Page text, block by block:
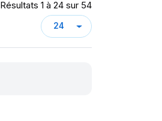
Résultats 1 à 24 sur 54